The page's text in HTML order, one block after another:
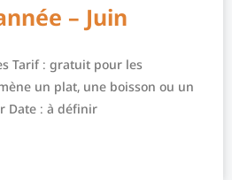
– Juin
Tarif : gratuit pour les
un plat, une boisson ou un
Date : à définir